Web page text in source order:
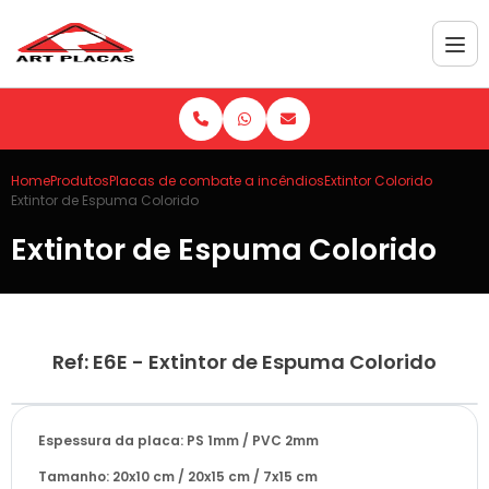
HomeProdutosPlacas de combate a incêndiosExtintor Colorido
Extintor de Espuma Colorido
Extintor de Espuma Colorido
Ref: E6E - Extintor de Espuma Colorido
Espessura da placa: PS 1mm / PVC 2mm
Tamanho: 20x10 cm / 20x15 cm / 7x15 cm